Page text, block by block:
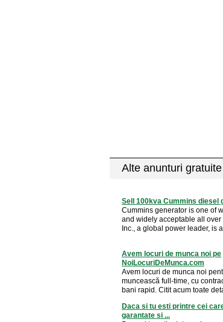
Alte anunturi
Sell 100kva Cummins diesel
Cummins generator is one of
and widely acceptable all
Inc., a global power leader, is
Avem locuri de munca noi pe
NoiLocuriDeMunca.com
Avem locuri de munca noi
muncească full-time, cu
bani rapid. Citit acum toate
Daca si tu esti printre cei
garantate si ...